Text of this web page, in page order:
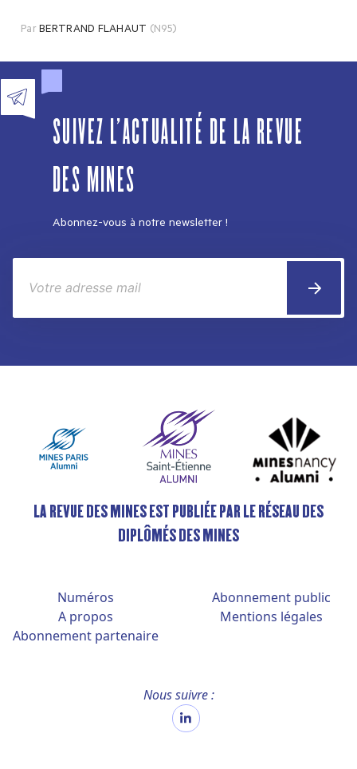
ParBERTRAND FLAHAUT (N95)
SUIVEZ L'ACTUALITÉ DE LA REVUE
DES MINES
Abonnez-vous à notre newsletter !
LA REVUE DES MINES EST PUBLIÉE PAR LE RÉSEAU DES
DIPLÔMÉS DES MINES
Numéros
A propos
Abonnement partenaire
Abonnement public
Mentions légales
Nous suivre :